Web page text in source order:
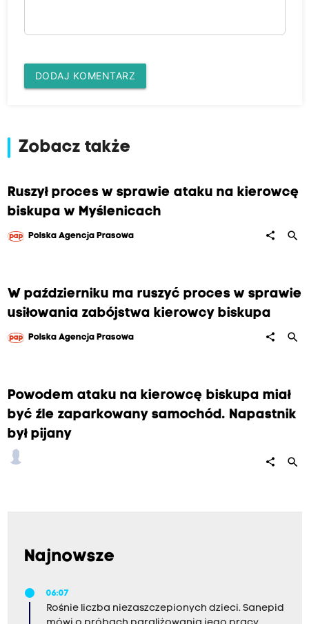
DODAJ KOMENTARZ
Zobacz także
Ruszył proces w sprawie ataku na kierowcę
biskupa w Myślenicach
Polska Agencja Prasowa share search
W październiku ma ruszyć proces w sprawie
usiłowania zabójstwa kierowcy biskupa
Polska Agencja Prasowa share search
Powodem ataku na kierowcę biskupa miał
być źle zaparkowany samochód. Napastnik
był pijany
share search
Najnowsze
06:07
Rośnie liczba niezaszczepionych dzieci. Sanepid